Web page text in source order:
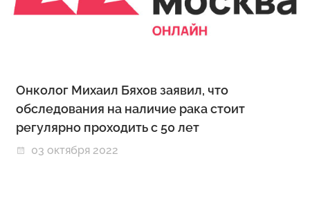
Онколог Михаил Бяхов заявил, что
обследования на наличие рака стоит
регулярно проходить с 50 лет
03 октября 2022